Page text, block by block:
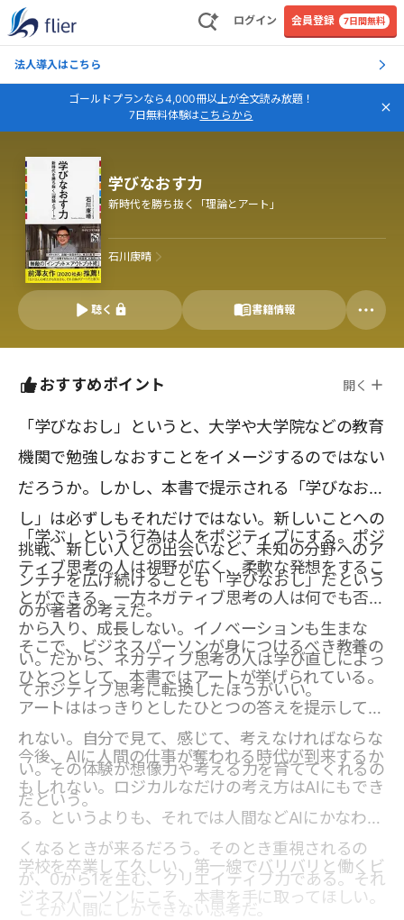
ログイン 会員登録 7日間無料
法人導入はこちら
ゴールドプランなら4,000冊以上が全文読み放題！
7日無料体験はこちらから
学びなおす力
新時代を勝ち抜く「理論とアート」
石川康晴
聴く 書籍情報
おすすめポイント 開く
「学びなおし」というと、大学や大学院などの教育
機関で勉強しなおすことをイメージするのではない
だろうか。しかし、本書で提示される「学びなお
し」は必ずしもそれだけではない。新しいことへの
挑戦、新しい人との出会いなど、未知の分野へのア
ンテナを広げ続けることも「学びなおし」だという
のが著者の考えだ。
「学ぶ」という行為は人をポジティブにする。ポジ
ティブ思考の人は視野が広く、柔軟な発想をするこ
とができる。一方ネガティブ思考の人は何でも否定
から入り、成長しない。イノベーションも生まな
い。だから、ネガティブ思考の人は学び直しによっ
てポジティブ思考に転換したほうがいい。
そこで、ビジネスパーソンが身につけるべき教養の
ひとつとして、本書ではアートが挙げられている。
アートははっきりとしたひとつの答えを提示してく
れない。自分で見て、感じて、考えなければならな
い。その体験が想像力や考える力を育ててくれるの
だという。
今後、AIに人間の仕事が奪われる時代が到来するか
もしれない。ロジカルなだけの考え方はAIにもでき
る。というよりも、それでは人間などAIにかなわな
くなるときが来るだろう。そのとき重視されるの
が、0から1を生む、クリエイティブ力である。それ
こそが人間にしかできない思考だ。
学校を卒業して久しい、第一線でバリバリと働くビ
ジネスパーソンにこそ、本書を手に取ってほしい。